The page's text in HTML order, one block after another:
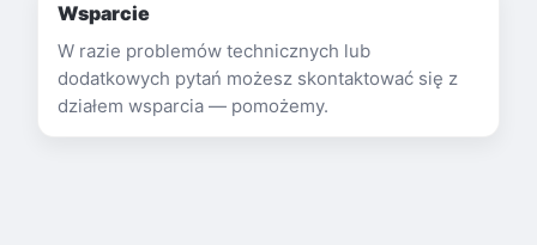
Wsparcie
W razie problemów technicznych lub
dodatkowych pytań możesz skontaktować się z
działem wsparcia — pomożemy.